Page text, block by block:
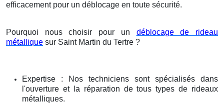
efficacement pour un déblocage en toute sécurité.
Pourquoi nous choisir pour un déblocage de rideau
métallique sur Saint Martin du Tertre ?
Expertise : Nos techniciens sont spécialisés dans
l'ouverture et la réparation de tous types de rideaux
métalliques.